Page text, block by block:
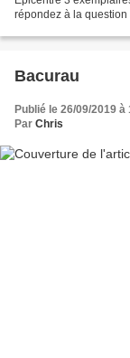
répondez à la
Bacurau
Publié le 26/09/2019 à
Par Chris